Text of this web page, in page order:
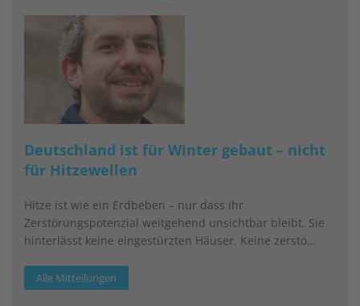
Deutschland ist für Winter gebaut – nicht
für Hitzewellen
Hitze ist wie ein Erdbeben – nur dass ihr
Zerstörungspotenzial weitgehend unsichtbar bleibt. Sie
hinterlässt keine eingestürzten Häuser. Keine zerstö…
Alle Mitteilungen